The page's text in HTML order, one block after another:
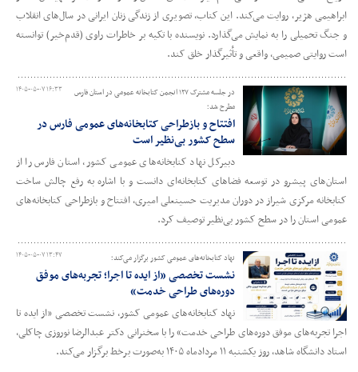
ابراهیمی هژیر، روایت می‌کند. این کتاب، تصویری از زندگی زنان ایرانی در سال‌های انقلاب
و جنگ تحمیلی را به نمایش می‌گذارد. نویسنده با تکیه بر خاطرات راوی (قدم‌خیر) توانسته
است روایتی صمیمی، واقعی و تأثیرگذار خلق کند.
۱۴۰۵-۰۵-۰۷ ۱۶:۳۳
در جلسه مشترک ۱۲۷ انجمن کتابخانه عمومی در استان فارس
مطرح شد؛
افتتاح و بازطراحی کتابخانه‌های عمومی فارس در
سطح کشور بی‌نظیر است
دبیرکل نهاد کتابخانه‌های عمومی کشور، استان فارس را از
استان‌های پیشرو در توسعه فضاهای کتابخانه‌ای دانست و با اشاره به رفع چالش ساخت
کتابخانه مرکزی شیراز در دوران مدیریت حسینعلی امیری، افتتاح و بازطراحی کتابخانه‌های
عمومی استان را در سطح کشور بی‌نظیر توصیف کرد.
۱۴۰۵-۰۵-۰۷ ۱۳:۴۷ نهاد کتابخانه‌های عمومی کشور برگزار می‌کند؛
نشست تخصصی «از ایده تا اجرا؛ تجربه‌های موفق
دوره‌های طراحی خدمت»
نهاد کتابخانه‌های عمومی کشور، نشست تخصصی «از ایده تا
اجرا تجربه‌های موفق دوره‌های طراحی خدمت» را با سخنرانی دکتر عبدالرضا نوروزی چاکلی،
استاد دانشگاه شاهد، روز یکشنبه ۱۱ مردادماه ۱۴۰۵ به‌صورت برخط برگزار می‌کند.